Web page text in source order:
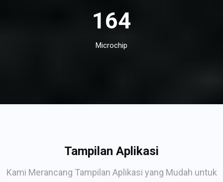
164
Microchip
Tampilan Aplikasi
Kami Merancang Tampilan Aplikasi yang Mudah untuk